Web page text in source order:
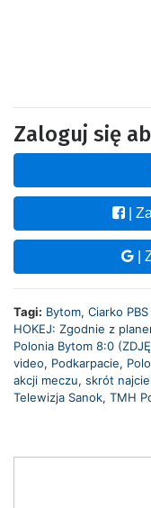
Zaloguj się
|
|
Tagi: Bytom, Ciarko
HOKEJ: Zgodnie z
Polonia Bytom 8:0
video, Podkarpacie,
akcji meczu, skrót
Telewizja Sanok, TMH